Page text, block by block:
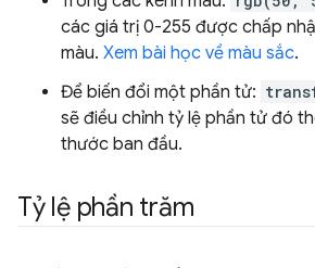
các giá trị 0-255 được chấp
màu. Xem bài học về màu sắc.
Để biến đổi một phần tử:
sẽ điều chỉnh tỷ lệ phần tử đó
thước ban đầu.
Tỷ lệ phần trăm